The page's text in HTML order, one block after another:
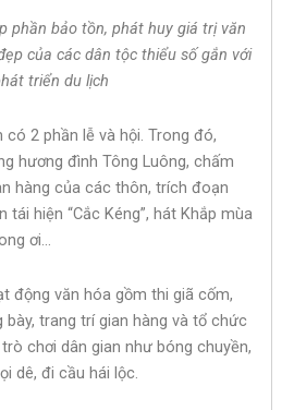
phần bảo tồn, phát huy giá trị văn
của các dân tộc thiểu số gắn với
triển du lịch
có 2 phần lễ và hội. Trong đó,
hương đình Tông Luông, chấm
hàng của các thôn, trích đoạn
tái hiện “Cắc Kéng”, hát Khắp mùa
ơi…
động văn hóa gồm thi giã cốm,
bày, trang trí gian hàng và tổ chức
chơi dân gian như bóng chuyền,
dê, đi cầu hái lộc.